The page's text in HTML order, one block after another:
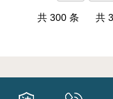
共 300 条 共